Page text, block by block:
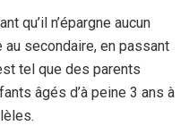
qu’il n’épargne aucun
au secondaire, en passant
tel que des parents
âgés d’à peine 3 ans à